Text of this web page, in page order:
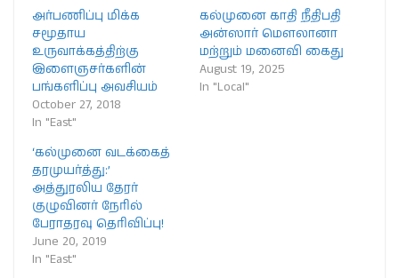
அர்பணிப்பு மிக்க
சமூதாய
உருவாக்கத்திற்கு
இளைஞசர்களின்
பங்களிப்பு அவசியம்
October 27, 2018
In "East"
கல்முனை காதி நீதிபதி
அன்ஸார் மௌலானா
மற்றும் மனைவி கைது
August 19, 2025
In "Local"
‘கல்முனை வடக்கைத்
தரமுயர்த்து:’
அத்துரலிய தேரர்
குழுவினர் நேரில்
பேராதரவு தெரிவிப்பு!
June 20, 2019
In "East"